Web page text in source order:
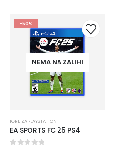
-50%
NEMA NA ZALIHI
IGRE ZA PLAYSTATION
EA SPORTS FC 25 PS4